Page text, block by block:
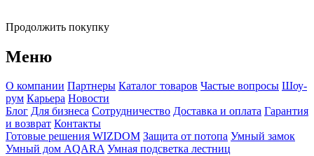
Продолжить покупку
Меню
О компании Партнеры Каталог товаров Частые вопросы Шоу-
рум Карьера Новости
Блог Для бизнеса Сотрудничество Доставка и оплата Гарантия
и возврат Контакты
Готовые решения WIZDOM Защита от потопа Умный замок
Умный дом AQARA Умная подсветка лестниц